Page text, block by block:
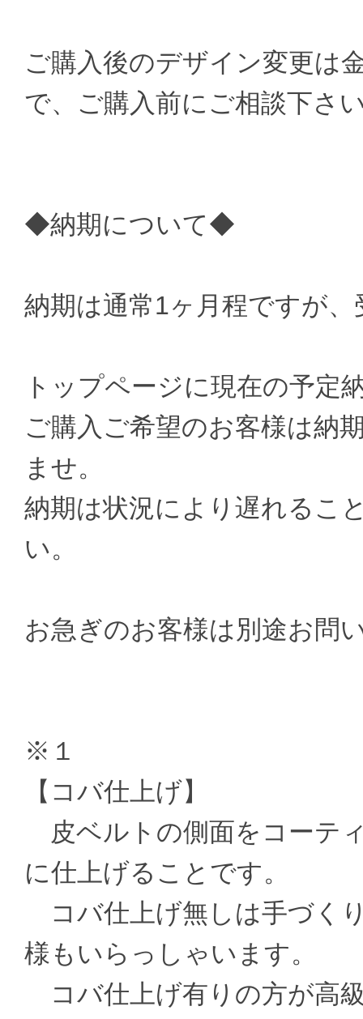
ご購入後のデザイン変更は
で、ご購入前にご相談下さ
◆納期について◆
納期は通常1ヶ月程ですが
トップページに現在の予定
ご購入ご希望のお客様は納
ませ。
納期は状況により遅れるこ
い。
お急ぎのお客様は別途お問
※１
【コバ仕上げ】
皮ベルトの側面をコーテ
に仕上げることです。
コバ仕上げ無しは手づく
様もいらっしゃいます。
コバ仕上げ有りの方が高